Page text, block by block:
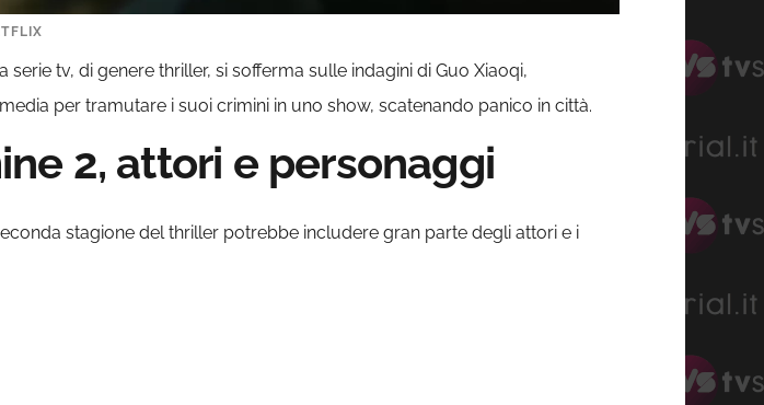
serie tv, di genere thriller, si sofferma sulle indagini di Guo Xiaoqi,
per tramutare i suoi crimini in uno show, scatenando panico in città.
2, attori e personaggi
stagione del thriller potrebbe includere gran parte degli attori e i